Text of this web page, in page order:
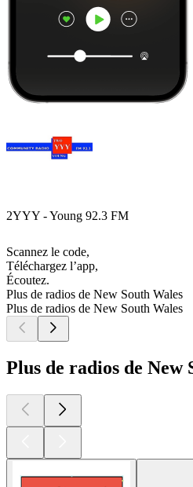
2YYY - Young 92.3 FM
Scannez le code,
Téléchargez l’app,
Écoutez.
Plus de radios de New South Wales
Plus de radios de New South Wales
Plus de radios de New